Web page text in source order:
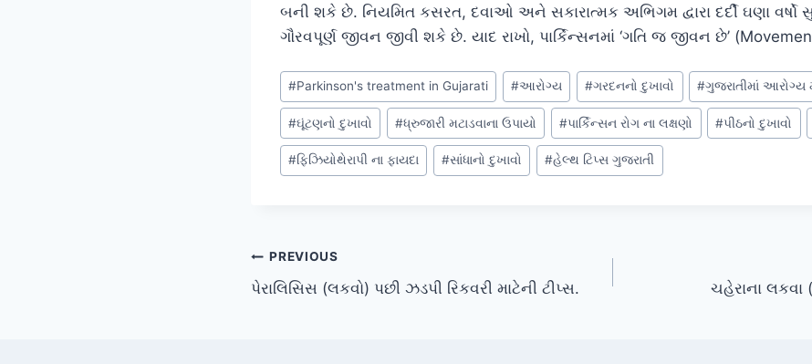
બની શકે છે. નિયમિત કસરત, દવાઓ અને સકારાત્મક અભિગમ દ્વારા દર્દી ઘણા
ગૌરવપૂર્ણ જીવન જીવી શકે છે. યાદ રાખો, પાર્કિન્સનમાં ‘ગતિ જ જીવન છે’
Post
Tags:
#Parkinson's treatment in Gujarati #આરોગ્ય #ગરદનનો દુખાવો #ગુજરાતીમાં આરોગ્ય
#ઘૂંટણનો દુખાવો #ધ્રુજારી મટાડવાના ઉપાયો #પાર્કિન્સન રોગ ના લક્ષણો #પીઠનો દુખાવો
#ફિઝિયોથેરાપી ના ફાયદા #સાંધાનો દુખાવો #હેલ્થ ટિપ્સ ગુજરાતી
Post
navigation
PREVIOUS
પેરાલિસિસ (લકવો) પછી ઝડપી રિકવરી માટેની ટીપ્સ. ચહેરાના લકવા